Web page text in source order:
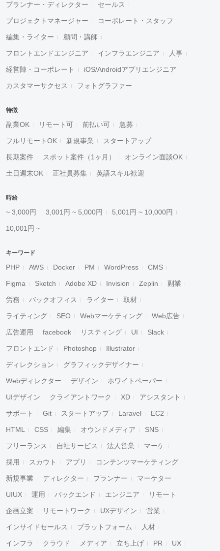
プランナー・ディレクター セールス
プロジェクトマネージャー コーポレート・スタッフ
編集・ライター 顧問・講師
フロントエンドエンジニア インフラエンジニア 人事
経営陣・コーポレート iOS/Androidアプリエンジニア
カスタマーサクセス フォトグラファー
特徴
副業OK リモート可 前払い可 急募
フルリモートOK 新規事業 スタートアップ
長期案件 スポット案件（1ヶ月） オンライン面談OK
土日週末OK 正社員募集 英語スキル歓迎
時給
~ 3,000円 3,001円 ~ 5,000円 5,001円 ~ 10,000円
10,001円 ~
キーワード
PHP AWS Docker PM WordPress CMS
Figma Sketch Adobe XD Invision Zeplin 副業
労務 バックオフィス ライター 取材
ライティング SEO Webマーケティング Web広告
広告運用 facebook リスティング UI Slack
フロントエンド Photoshop Illustrator
ディレクション グラフィックデザイナー
Webディレクター デザイン ホワイトペーパー
UIデザイン クライアントワーク XD アシスタント
サポート Git スタートアップ Laravel EC2
HTML CSS 編集 オウンドメディア SNS
フリーランス 自社サービス 法人営業 マーケ
採用 スカウト アプリ コンテンツマーケティング
新規事業 ディレクター プランナー マーケター
UIUX 運用 バックエンド エンジニア リモート
企画立案 リモートワーク UXデザイン 営業
インサイドセールス プラットフォーム 人材
インフラ クラウド メディア 立ち上げ PR UX